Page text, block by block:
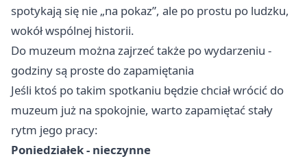
spotykają się nie „na pokaz”, ale po prostu po ludzku,
wokół wspólnej historii.
Do muzeum można zajrzeć także po wydarzeniu -
godziny są proste do zapamiętania
Jeśli ktoś po takim spotkaniu będzie chciał wrócić do
muzeum już na spokojnie, warto zapamiętać stały
rytm jego pracy:
Poniedziałek - nieczynne